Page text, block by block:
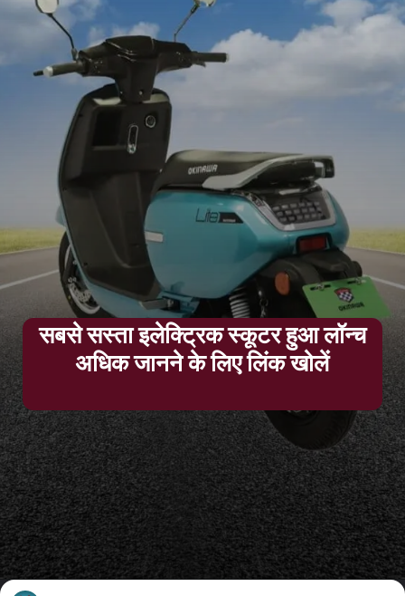
सबसे सस्ता इलेक्ट्रिक स्कूटर हुआ लॉन्च
अधिक जानने के लिए लिंक खोलें